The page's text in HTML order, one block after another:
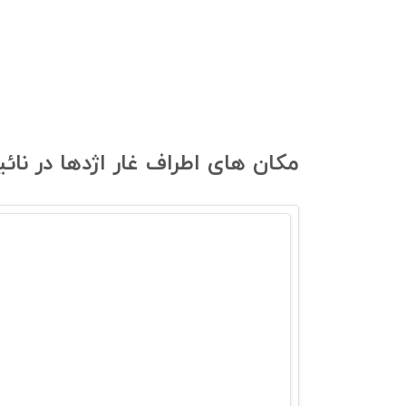
مکان های اطراف غار اژدها در